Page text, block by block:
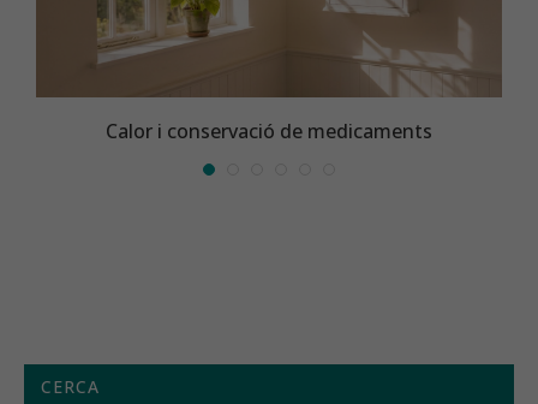
Calor i conservació de medicaments
CERCA